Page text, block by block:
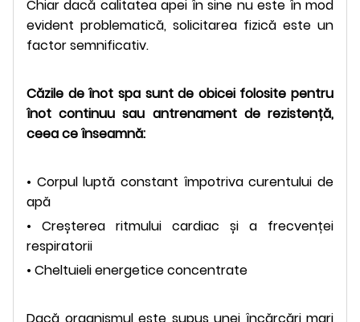
Chiar dacă calitatea apei în sine nu este în mod
evident problematică, solicitarea fizică este un
factor semnificativ.
Căzile de înot spa sunt de obicei folosite pentru
înot continuu sau antrenament de rezistență,
ceea ce înseamnă:
• Corpul luptă constant împotriva curentului de
apă
• Creșterea ritmului cardiac și a frecvenței
respiratorii
• Cheltuieli energetice concentrate